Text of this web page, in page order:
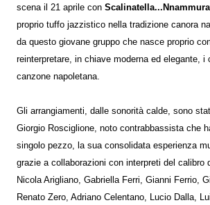
scena il 21 aprile con
proprio tuffo jazzistico nella tradizione canora
da questo giovane gruppo che nasce proprio
reinterpretare, in chiave moderna ed elegante, i
canzone napoletana.
Gli arrangiamenti, dalle sonorità calde, sono
Giorgio Rosciglione, noto contrabbassista che
singolo pezzo, la sua consolidata esperienza
grazie a collaborazioni con interpreti del calibro
Nicola Arigliano, Gabriella Ferri, Gianni Ferrio,
Renato Zero, Adriano Celentano, Lucio Dalla,